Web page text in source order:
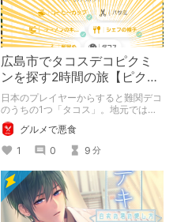
広島市でタコスデコピクミ
ンを探す2時間の旅【ピクミ
ンブルーム / Pikmin
Bloom】
日本のプレイヤーからすると難関デコ
のうちの1つ「タコス」。地元では見
つけられなかった男が広島で探す旅を
お送りします。ねくすと5月のテーマ
「お出かけの記録」。
グルメで悪食
1
0 9 分